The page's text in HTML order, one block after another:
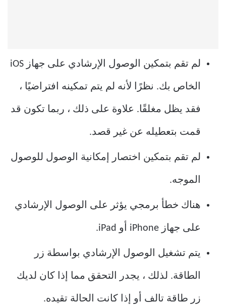
لم تقم بتمكين الوصول الإرشادي على جهاز iOS
الخاص بك. نظرًا لأنه لم يتم تمكينه افتراضيًا ،
فقد يظل مغلقًا. علاوة على ذلك ، ربما تكون قد
قمت بتعطيله عن غير قصد.
لم تقم بتمكين اختصار إمكانية الوصول للوصول
الموجه.
هناك خطأ برمجي يؤثر على الوصول الإرشادي
على جهاز iPhone أو iPad.
يتم تشغيل الوصول الإرشادي بواسطة زر
الطاقة. لذلك ، يجدر التحقق مما إذا كان لديك
زر طاقة تالف أو إذا كانت الحالة تقيده.